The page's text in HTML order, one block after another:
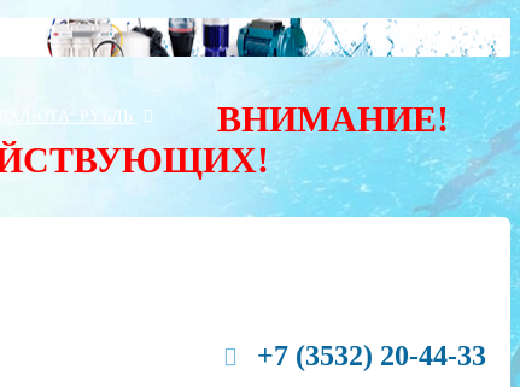
ВАЛЮТА: РУБЛЬ
ВНИМАНИЕ!
+7 (3532) 20-44-33